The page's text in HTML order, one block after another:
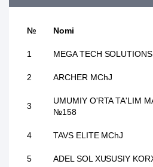
№ Nomi
1 MEGA TECH
2 ARCHER MChJ
3
UMUMIY O'RTA TA'LIM
№158
4 TAVS ELITE MChJ
5 ADEL SOL XUSUSIY